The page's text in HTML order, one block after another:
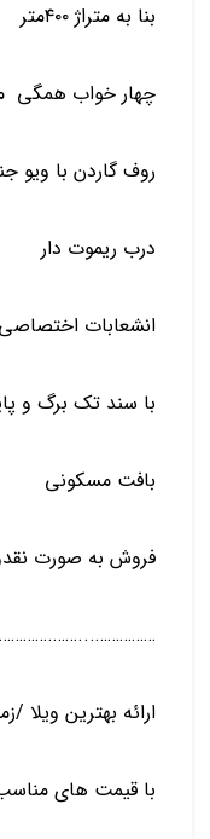
️بنا به متراژ ۴۰۰متر
چهار خواب همگی
روف گاردن با ویو
درب ریموت دار
انشعابات
️با سند تک برگ و
️بافت مسکونی
️فروش به صورت
ارائه بهترین ویلا /
با قیمت های